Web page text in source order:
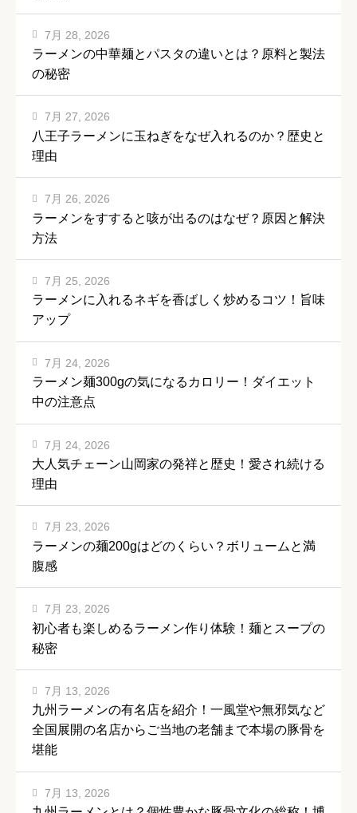
ラーメンの中華麺とパスタの違いとは？原料と製法
の秘密
7月 28, 2026
八王子ラーメンに玉ねぎをなぜ入れるのか？歴史と
理由
7月 27, 2026
ラーメンをすすると咳が出るのはなぜ？原因と解決
方法
7月 26, 2026
ラーメンに入れるネギを香ばしく炒めるコツ！旨味
アップ
7月 25, 2026
ラーメン麺300gの気になるカロリー！ダイエット
中の注意点
7月 24, 2026
大人気チェーン山岡家の発祥と歴史！愛され続ける
理由
7月 24, 2026
ラーメンの麺200gはどのくらい？ボリュームと満
腹感
7月 23, 2026
初心者も楽しめるラーメン作り体験！麺とスープの
秘密
7月 23, 2026
九州ラーメンの有名店を紹介！一風堂や無邪気など
全国展開の名店からご当地の老舗まで本場の豚骨を
堪能
7月 13, 2026
7月 13, 2026